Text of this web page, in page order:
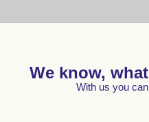
We know,
With us you